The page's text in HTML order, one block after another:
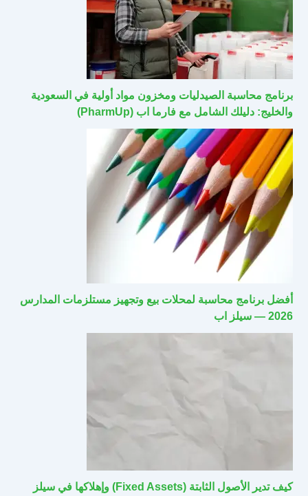
برنامج محاسبة الصيدليات ومخزون مواد أولية في السعودية
والخليج: دليلك الشامل مع فارما اب (PharmUp)
أفضل برنامج محاسبة لمحلات بيع وتجهيز مستلزمات المدارس
2026 — سيلز اب
كيف تدير الأصول الثابتة (Fixed Assets) وإهلاكها في سيلز